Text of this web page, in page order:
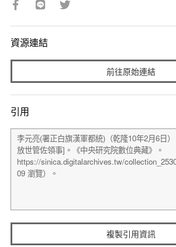
資源連結
前往原始連結
引用
複製引用資訊